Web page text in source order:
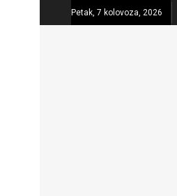
Petak, 7 kolovoza, 2026